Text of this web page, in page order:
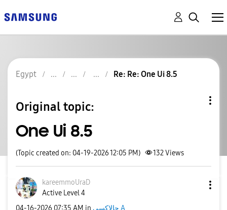
Egypt Re: Re: One Ui 8.5
Original topic:
One Ui 8.5
(Topic created on: 04-19-2026 12:05 PM) 132Views
kareemmoUraD
Active Level 4
‎04-16-2026 07:35 AM in جالاكسى A